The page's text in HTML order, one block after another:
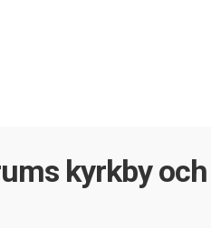
kyrkby